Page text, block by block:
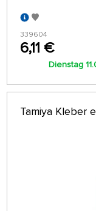
339604
6,11 €
Dienstag
Tamiya Kleber